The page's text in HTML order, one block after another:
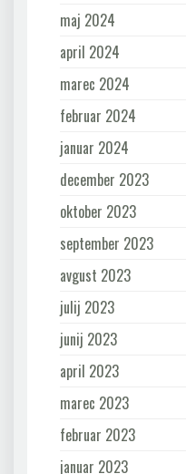
maj 2024
april 2024
marec 2024
februar 2024
januar 2024
december 2023
oktober 2023
september 2023
avgust 2023
julij 2023
junij 2023
april 2023
marec 2023
februar 2023
januar 2023